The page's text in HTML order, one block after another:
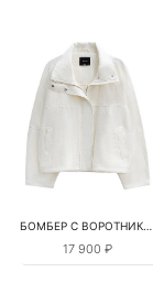
БОМБЕР С ВОРОТНИКОМ-СТОЙКОЙ
17 900 ₽